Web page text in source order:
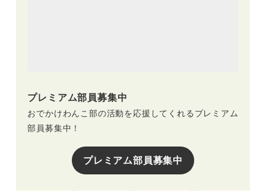
プレミアム部員募集中
おでかけわんこ部の活動を応援してくれるプレミアム
部員募集中！
プレミアム部員募集中